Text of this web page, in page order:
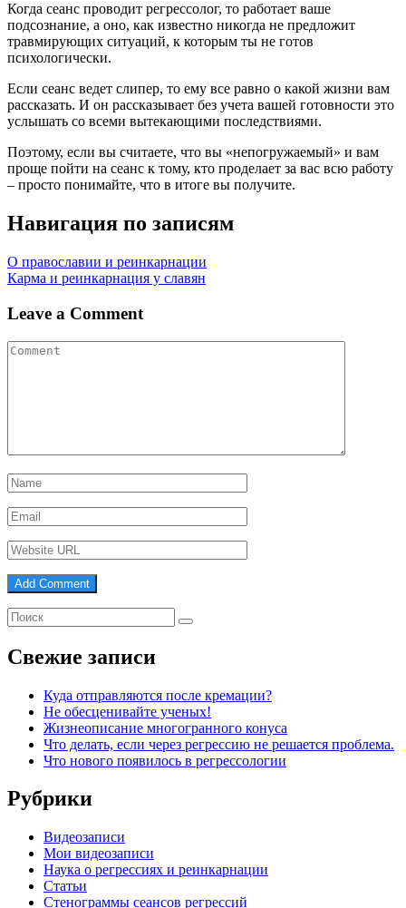
Когда сеанс проводит регрессолог, то работает ваше
подсознание, а оно, как известно никогда не предложит
травмирующих ситуаций, к которым ты не готов
психологически.
Если сеанс ведет слипер, то ему все равно о какой жизни вам
рассказать. И он рассказывает без учета вашей готовности это
услышать со всеми вытекающими последствиями.
Поэтому, если вы считаете, что вы «непогружаемый» и вам
проще пойти на сеанс к тому, кто проделает за вас всю работу
– просто понимайте, что в итоге вы получите.
Навигация по записям
О православии и реинкарнации
Карма и реинкарнация у славян
Leave a Comment
Свежие записи
Куда отправляются после кремации?
Не обесценивайте ученых!
Жизнеописание многогранного конуса
Что делать, если через регрессию не решается проблема.
Что нового появилось в регрессологии
Рубрики
Видеозаписи
Мои видеозаписи
Наука о регрессиях и реинкарнации
Статьи
Стенограммы сеансов регрессий